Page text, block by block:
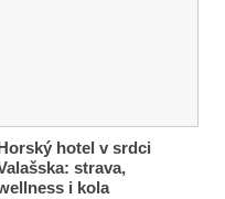
hotel v srdci
strava,
i kola